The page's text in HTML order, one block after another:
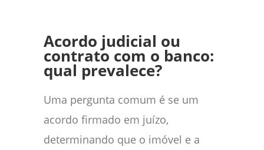
Acordo judicial ou
contrato com o banco:
qual prevalece?
Uma pergunta comum é se um
acordo firmado em juízo,
determinando que o imóvel e a